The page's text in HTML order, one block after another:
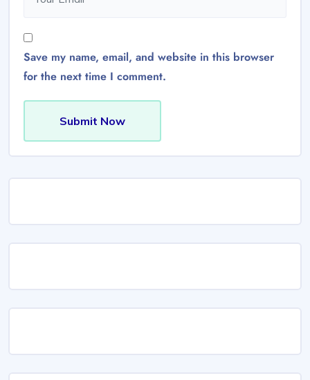
Save my name, email, and website in this browser
for the next time I comment.
Submit Now